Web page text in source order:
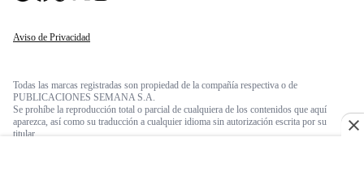
Aviso de Privacidad
Todas las marcas registradas son propiedad de la compañía respectiva o de
PUBLICACIONES SEMANA S.A.
Se prohíbe la reproducción total o parcial de cualquiera de los contenidos que aquí
aparezca, así como su traducción a cualquier idioma sin autorización escrita por su
titular.